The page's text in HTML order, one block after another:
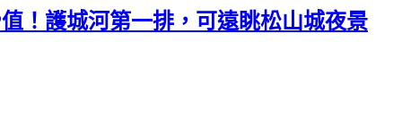
！護城河第一排，可遠眺松山城夜景